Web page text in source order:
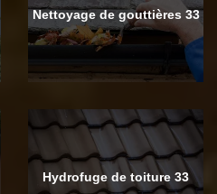
Nettoyage de gouttières 33
Hydrofuge de toiture 33